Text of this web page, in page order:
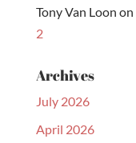
Tony Van Loon on
2
Archives
July 2026
April 2026